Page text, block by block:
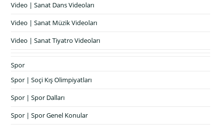
Video | Sanat Dans Videoları
Video | Sanat Müzik Videoları
Video | Sanat Tiyatro Videoları
Spor
Spor | Soçi Kış Olimpiyatları
Spor | Spor Dalları
Spor | Spor Genel Konular